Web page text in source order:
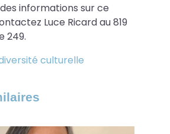
informations sur ce
Luce Ricard au 819
249.
culturelle